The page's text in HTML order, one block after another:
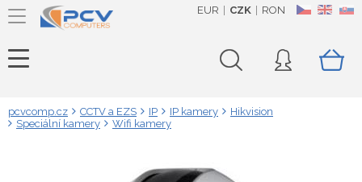
CZ EN SK
EUR CZK RON
pcvcomp.cz CCTV a EZS IP IP kamery
Hikvision
Speciální kamery
Wifi kamery